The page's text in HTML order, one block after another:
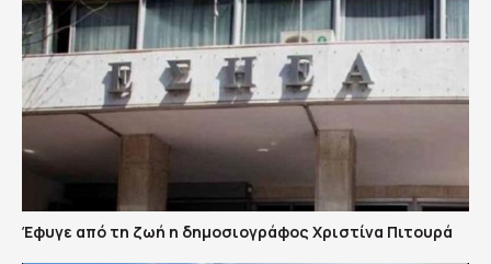
Έφυγε από τη ζωή η δημοσιογράφος Χριστίνα Πιτουρά